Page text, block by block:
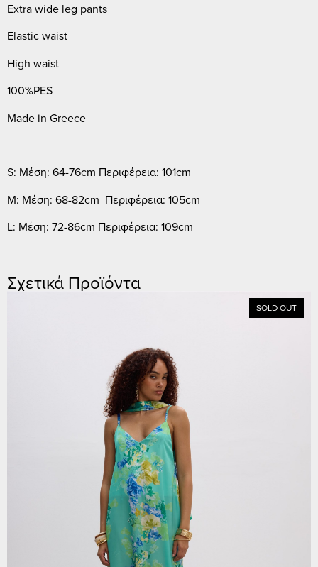
Extra wide leg pants
Elastic waist
High waist
100%PES
Made in Greece
S: Μέση: 64-76cm Περιφέρεια: 101cm
M: Μέση: 68-82cm Περιφέρεια: 105cm
L: Μέση: 72-86cm Περιφέρεια: 109cm
Σχετικά Προϊόντα
SOLD OUT